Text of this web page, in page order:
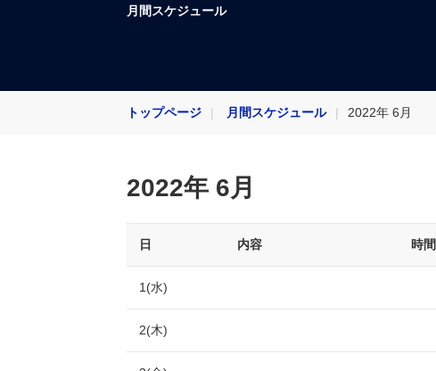
月間スケジュール
トップページ 月間スケジュール 2022年 6月
2022年 6月
日 内容 時間
1(水)
2(木)